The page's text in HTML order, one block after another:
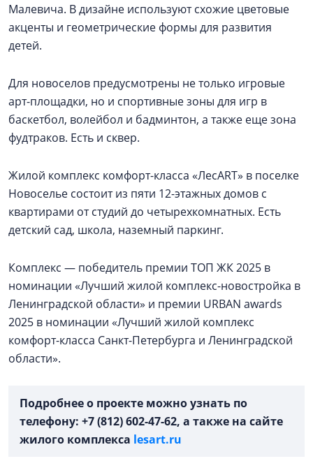
Малевича. В дизайне используют схожие цветовые
акценты и геометрические формы для развития
детей.
Для новоселов предусмотрены не только игровые
арт-площадки, но и спортивные зоны для игр в
баскетбол, волейбол и бадминтон, а также еще зона
фудтраков. Есть и сквер.
Жилой комплекс комфорт-класса «ЛесART» в поселке
Новоселье состоит из пяти 12-этажных домов с
квартирами от студий до четырехкомнатных. Есть
детский сад, школа, наземный паркинг.
Комплекс — победитель премии ТОП ЖК 2025 в
номинации «Лучший жилой комплекс-новостройка в
Ленинградской области» и премии URBAN awards
2025 в номинации «Лучший жилой комплекс
комфорт-класса Санкт-Петербурга и Ленинградской
области».
Подробнее о проекте можно узнать по
телефону: +7 (812) 602-47-62, а также на сайте
жилого комплекса lesart.ru